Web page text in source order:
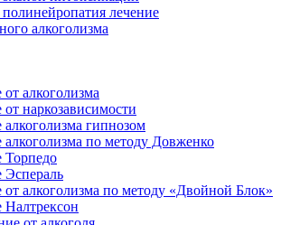
лечение
алкоголизма
алкоголизма
наркозависимости
гипнозом
по методу Довженко
Торпедо
Эспераль
алкоголизма по методу «Двойной Блок»
Налтрексон